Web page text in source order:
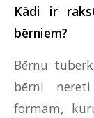
Kādi ir
bērniem?
Bērnu
bērni
formām,